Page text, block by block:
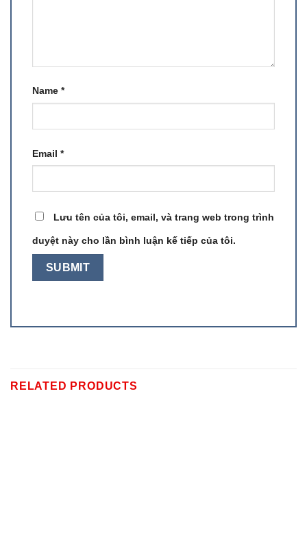
Name *
Email *
Lưu tên của tôi, email, và trang web trong trình
duyệt này cho lần bình luận kế tiếp của tôi.
RELATED PRODUCTS